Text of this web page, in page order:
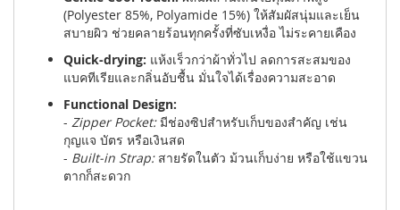
(Polyester 85%, Polyamide 15%) ให้สัมผัสนุ่มและเย็น
สบายผิว ช่วยคลายร้อนทุกครั้งที่ซับเหงื่อ ไม่ระคายเคือง
Quick-drying: แห้งเร็วกว่าผ้าทั่วไป ลดการสะสมของ
แบคทีเรียและกลิ่นอับชื้น มั่นใจได้เรื่องความสะอาด
Functional Design:
- Zipper Pocket:มีช่องซิปสำหรับเก็บของสำคัญ เช่น
กุญแจ บัตร หรือเงินสด
- Built-in Strap:สายรัดในตัว ม้วนเก็บง่าย หรือใช้แขวน
ตากก็สะดวก